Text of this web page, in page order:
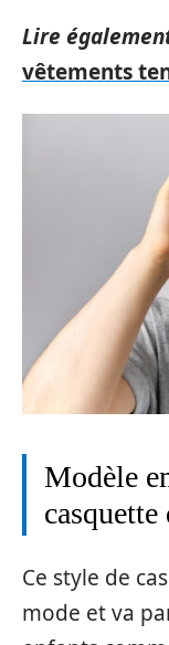
Lire
vêtements
Modèle
casquette
Ce style de
mode et va